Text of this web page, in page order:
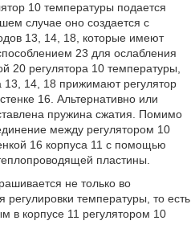
10 температуры подается
случае оно создается с
13, 14, 18, которые имеют
23 для ослабления
20 регулятора 10 температуры,
13, 14, 18 прижимают регулятор
16. Альтернативно или
пружина сжатия. Помимо
между регулятором 10
16 корпуса 11 с помощью
пластины.
не только во
регулировки температуры, то есть
в корпусе 11 регулятором 10